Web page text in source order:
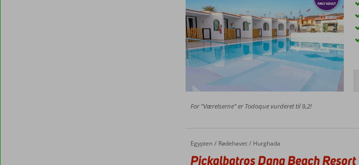
For “Værelserne” er Todoque vurderet til 9,2!
Forside
Egypten Rødehavet Hurghada
Pickalbatros Dana Beach Resort
Pickalbatros Dana Beach Resort